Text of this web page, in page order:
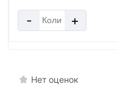
- +
Нет оценок